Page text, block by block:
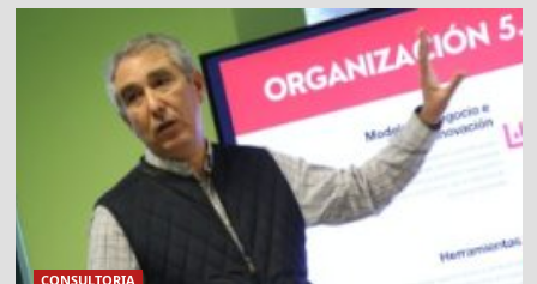
CONSULTORIA